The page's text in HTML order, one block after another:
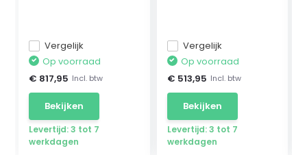
Vergelijk
Op voorraad
€ 817,95 Incl. btw
Bekijken
Levertijd: 3 tot 7
werkdagen
Vergelijk
Op voorraad
€ 513,95 Incl. btw
Bekijken
Levertijd: 3 tot 7
werkdagen